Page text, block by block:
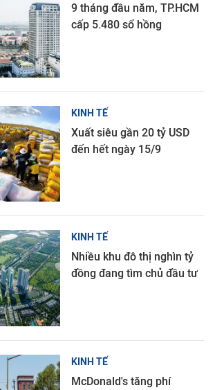
9 tháng đầu năm, TP.HCM
cấp 5.480 sổ hồng
KINH TẾ
Xuất siêu gần 20 tỷ USD
đến hết ngày 15/9
KINH TẾ
Nhiều khu đô thị nghìn tỷ
đồng đang tìm chủ đầu tư
KINH TẾ
McDonald's tăng phí